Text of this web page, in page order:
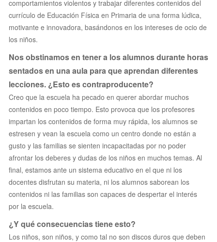
comportamientos violentos y trabajar diferentes contenidos del
currículo de Educación Física en Primaria de una forma lúdica,
motivante e innovadora, basándonos en los intereses de ocio de
los niños.
Nos obstinamos en tener a los alumnos durante horas
sentados en una aula para que aprendan diferentes
lecciones. ¿Esto es contraproducente?
Creo que la escuela ha pecado en querer abordar muchos
contenidos en poco tiempo. Esto provoca que los profesores
impartan los contenidos de forma muy rápida, los alumnos se
estresen y vean la escuela como un centro donde no están a
gusto y las familias se sienten incapacitadas por no poder
afrontar los deberes y dudas de los niños en muchos temas. Al
final, estamos ante un sistema educativo en el que ni los
docentes disfrutan su materia, ni los alumnos saborean los
contenidos ni las familias son capaces de despertar el interés
por la escuela.
¿Y qué consecuencias tiene esto?
Los niños, son niños, y como tal no son discos duros que deben